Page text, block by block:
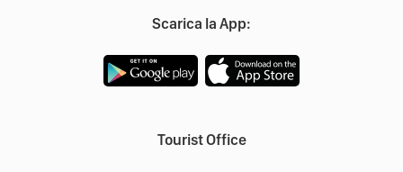
Scarica la App:
Tourist Office